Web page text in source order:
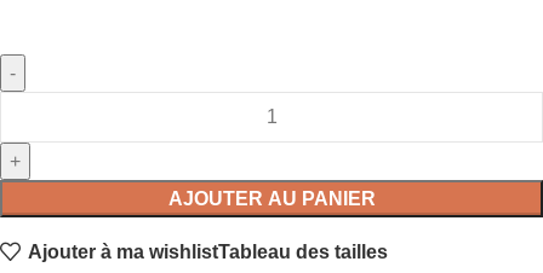
AJOUTER AU PANIER
Ajouter à ma wishlistTableau des tailles